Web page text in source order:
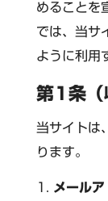
めることを
では、当サ
ように利用
第1条（
当サイトは
ります。
メールア